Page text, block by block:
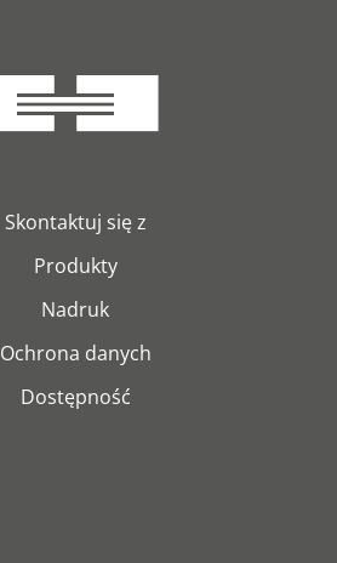
Skontaktuj się z
Produkty
Nadruk
Ochrona danych
Dostępność